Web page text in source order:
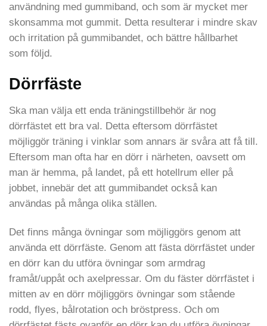
användning med gummiband, och som är mycket mer
skonsamma mot gummit. Detta resulterar i mindre skav
och irritation på gummibandet, och bättre hållbarhet
som följd.
Dörrfäste
Ska man välja ett enda träningstillbehör är nog
dörrfästet ett bra val. Detta eftersom dörrfästet
möjliggör träning i vinklar som annars är svåra att få till.
Eftersom man ofta har en dörr i närheten, oavsett om
man är hemma, på landet, på ett hotellrum eller på
jobbet, innebär det att gummibandet också kan
användas på många olika ställen.
Det finns många övningar som möjliggörs genom att
använda ett dörrfäste. Genom att fästa dörrfästet under
en dörr kan du utföra övningar som armdrag
framåt/uppåt och axelpressar. Om du fäster dörrfästet i
mitten av en dörr möjliggörs övningar som stående
rodd, flyes, bålrotation och bröstpress. Och om